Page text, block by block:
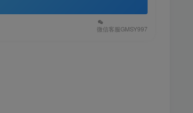
微信客服GMSY997